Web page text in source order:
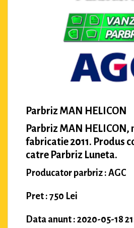
Parbriz MAN HELICON
Parbriz MAN HELICON,
fabricatie 2011. Produs
catre Parbriz Luneta.
Producator parbriz : AGC
Pret : 750 Lei
Data anunt : 2020-05-18